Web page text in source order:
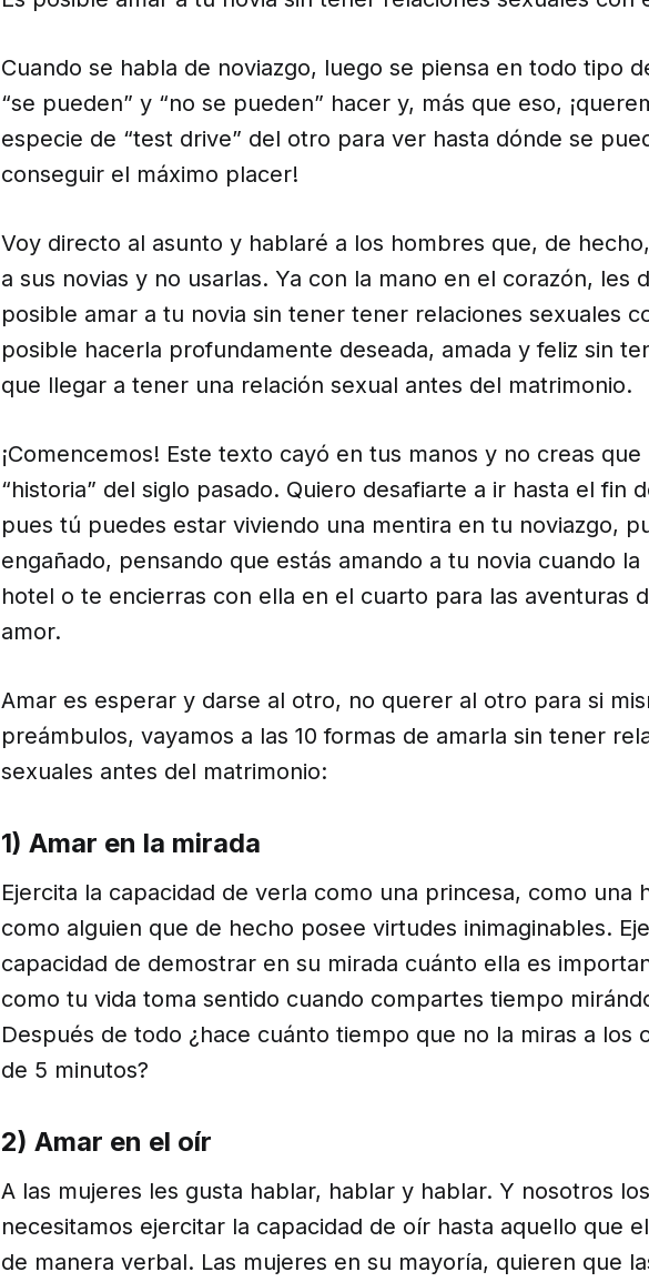
Cuando se habla de noviazgo, luego se piensa en todo tipo
“se pueden” y “no se pueden” hacer y, más que eso,
especie de “test drive” del otro para ver hasta dónde se
conseguir el máximo placer!
Voy directo al asunto y hablaré a los hombres que, de
a sus novias y no usarlas. Ya con la mano en el corazón, les
posible amar a tu novia sin tener tener relaciones sexuales
posible hacerla profundamente deseada, amada y feliz sin
que llegar a tener una relación sexual antes del matrimonio.
¡Comencemos! Este texto cayó en tus manos y no creas que
“historia” del siglo pasado. Quiero desafiarte a ir hasta el fin
pues tú puedes estar viviendo una mentira en tu noviazgo,
engañado, pensando que estás amando a tu novia cuando la
hotel o te encierras con ella en el cuarto para las aventuras
amor.
Amar es esperar y darse al otro, no querer al otro para si
preámbulos, vayamos a las 10 formas de amarla sin tener
sexuales antes del matrimonio:
1) Amar en la mirada
Ejercita la capacidad de verla como una princesa, como una
como alguien que de hecho posee virtudes inimaginables.
capacidad de demostrar en su mirada cuánto ella es
como tu vida toma sentido cuando compartes tiempo
Después de todo ¿hace cuánto tiempo que no la miras a los
de 5 minutos?
2) Amar en el oír
A las mujeres les gusta hablar, hablar y hablar. Y nosotros
necesitamos ejercitar la capacidad de oír hasta aquello que
de manera verbal. Las mujeres en su mayoría, quieren que